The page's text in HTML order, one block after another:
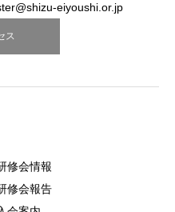
eiyoushi.or.jp
ス
修会情報
修会報告